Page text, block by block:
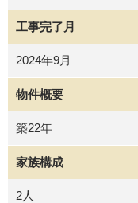
工事完了月
2024年9月
物件概要
築22年
家族構成
2人